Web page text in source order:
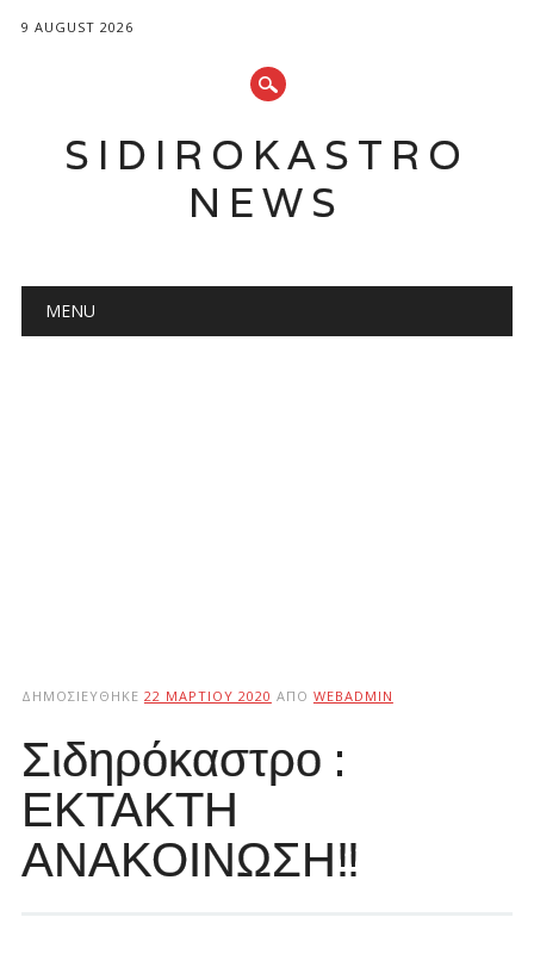
9 AUGUST 2026
SIDIROKASTRO
NEWS
Main menu
MENU
ΔΗΜΟΣΙΕΎΘΗΚΕ 22 ΜΑΡΤΊΟΥ 2020 ΑΠΌ WEBADMIN
Σιδηρόκαστρο :
ΕΚΤΑΚΤΗ
ΑΝΑΚΟΙΝΩΣΗ‼